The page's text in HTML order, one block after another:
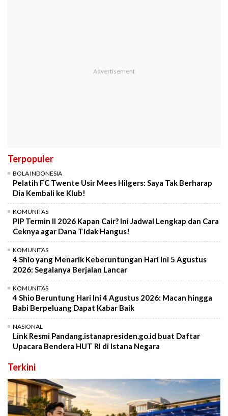
Terpopuler
BOLA INDONESIA
Pelatih FC Twente Usir Mees Hilgers: Saya Tak Berharap
Dia Kembali ke Klub!
KOMUNITAS
PIP Termin II 2026 Kapan Cair? Ini Jadwal Lengkap dan Cara
Ceknya agar Dana Tidak Hangus!
KOMUNITAS
4 Shio yang Menarik Keberuntungan Hari Ini 5 Agustus
2026: Segalanya Berjalan Lancar
KOMUNITAS
4 Shio Beruntung Hari Ini 4 Agustus 2026: Macan hingga
Babi Berpeluang Dapat Kabar Baik
NASIONAL
Link Resmi Pandang.istanapresiden.go.id buat Daftar
Upacara Bendera HUT RI di Istana Negara
Terkini